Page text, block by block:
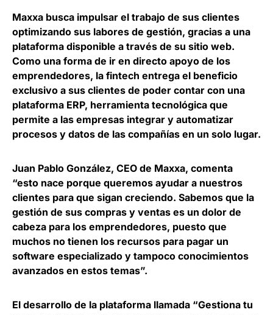
Maxxa busca impulsar el trabajo de sus clientes
optimizando sus labores de gestión, gracias a una
plataforma disponible a través de su sitio web.
Como una forma de ir en directo apoyo de los
emprendedores, la fintech entrega el beneficio
exclusivo a sus clientes de poder contar con una
plataforma ERP, herramienta tecnológica que
permite a las empresas integrar y automatizar
procesos y datos de las compañías en un solo lugar.
Juan Pablo González, CEO de Maxxa, comenta
“esto nace porque queremos ayudar a nuestros
clientes para que sigan creciendo. Sabemos que la
gestión de sus compras y ventas es un dolor de
cabeza para los emprendedores, puesto que
muchos no tienen los recursos para pagar un
software especializado y tampoco conocimientos
avanzados en estos temas”.
El desarrollo de la plataforma llamada “Gestiona tu